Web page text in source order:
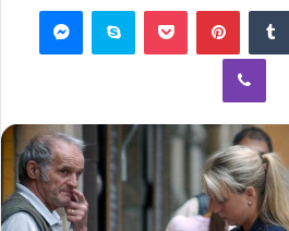
بينتيريست سكايب
ڤايبر